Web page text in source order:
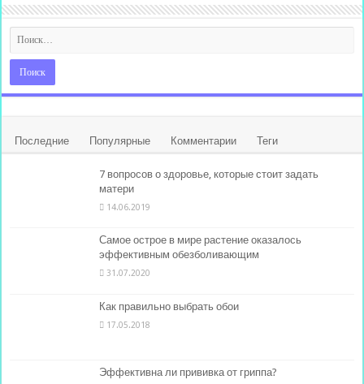
Последние Популярные Комментарии Теги
7 вопросов о здоровье, которые стоит задать
матери
14.06.2019
Самое острое в мире растение оказалось
эффективным обезболивающим
31.07.2020
Как правильно выбрать обои
17.05.2018
Эффективна ли прививка от гриппа?